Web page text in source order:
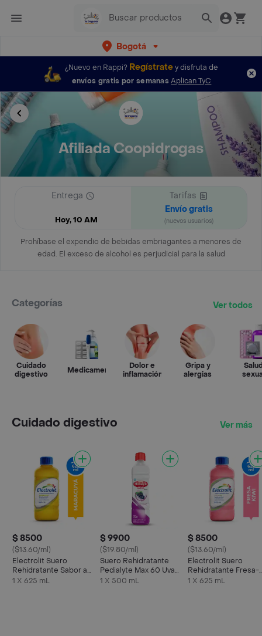
Bogotá
¿Nuevo en Rappi? Regístratey disfruta de
envíos gratis por semanas Aplican TyC
Afiliada Coopidrogas
Entrega
Hoy, 10 AM
Tarifas
Envío gratis
(nuevos usuarios)
Prohíbase el expendio de bebidas embriagantes a menores de
edad. El exceso de alcohol es perjudicial para la salud
Categorías Ver todos
Cuidado
digestivo
Medicamentos
Dolor e
inflamación
Gripa y
alergias
Cuidado digestivo Ver más
$ 8500
($13.60/ml)
Electrolit Suero
Rehidratante Sabor a
Maracuyá
1 X 625 mL
$ 9900
($19.80/ml)
Suero Rehidratante
Pedialyte Max 60 Uva
Frasco 500 mL
1 X 500 mL
$ 8500
($13.60/ml)
Electrolit Suero
Rehidratante Fresa-
Kiwi
1 X 625 mL